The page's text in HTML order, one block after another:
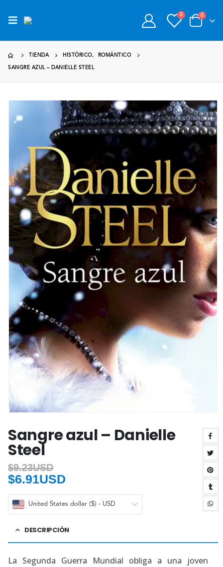
0 0
TIENDA HISTÓRICO, ROMÁNTICO
SANGRE AZUL – DANIELLE STEEL
Sangre azul – Danielle
Steel
$9.23USD
$6.91USD
United States dollar ($) - USD
DESCRIPCIÓN
La Segunda Guerra Mundial obliga a una joven